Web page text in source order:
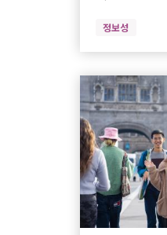
정보성